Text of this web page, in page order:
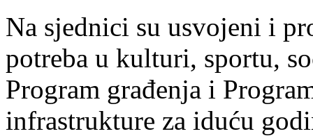
Na sjednici su usvojeni i
potreba u kulturi, sportu,
Program građenja i
infrastrukture za iduću